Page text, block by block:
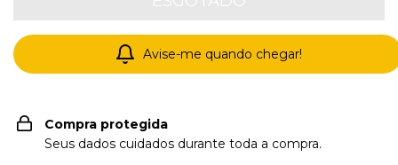
Avise-me quando chegar!
Compra protegida
Seus dados cuidados durante toda a compra.